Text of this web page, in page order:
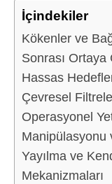
İçindekiler
Kökenler ve
Sonrası Ortaya
Hassas
Çevresel
Operasyonel
Manipülasyonu
Yayılma ve
Mekanizmaları